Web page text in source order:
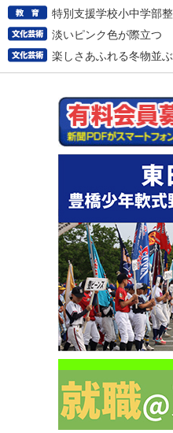
特別支援学校小中学部
淡いピンク色が際立つ
楽しさあふれる冬物並ぶ